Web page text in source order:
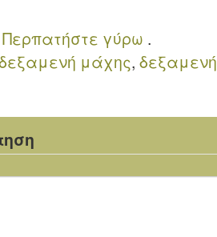
Περπατήστε γύρω .
μάχης,